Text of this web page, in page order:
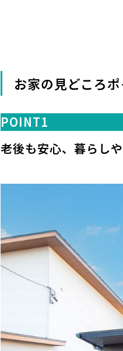
お家の見どころ
POINT1
老後も安心、暮らし